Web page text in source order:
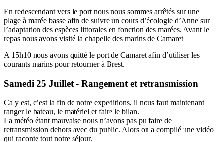
En redescendant vers le port nous nous sommes arrêtés sur une
plage à marée basse afin de suivre un cours d’écologie d’Anne sur
l’adaptation des espèces littorales en fonction des marées. Avant le
repas nous avons visité la chapelle des marins de Camaret.
A 15h10 nous avons quitté le port de Camaret afin d’utiliser les
courants marins pour retourner à Brest.
Samedi 25 Juillet - Rangement et retransmission
Ca y est, c’est la fin de notre expeditions, il nous faut maintenant
ranger le bateau, le matériel et faire le bilan.
La météo étant mauvaise nous n’avons pas pu faire de
retransmission dehors avec du public. Alors on a compilé une vidéo
qui raconte tout notre séjour.